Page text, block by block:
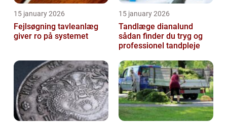
15 january 2026
Fejlsøgning tavleanlæg
giver ro på systemet
15 january 2026
Tandlæge dianalund
sådan finder du tryg og
professionel tandpleje